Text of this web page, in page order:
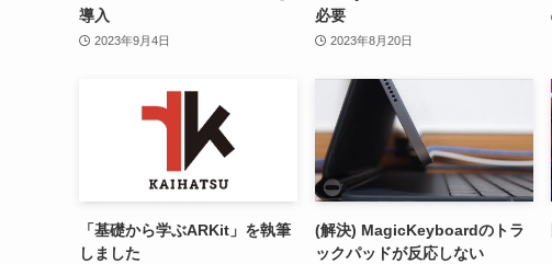
導入
2023年9月4日
必要
2023年8月20日
「基礎から学ぶARKit」を執筆
しました
(解決) MagicKeyboardのトラ
ックパッドが反応しない